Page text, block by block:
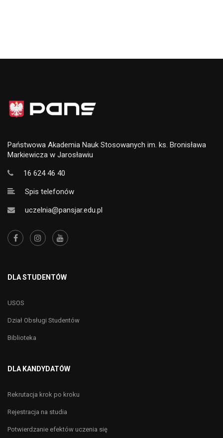
Państwowa Akademia Nauk Stosowanych im. ks. Bronisława
Markiewicza w Jarosławiu
16 624 46 40
Spis telefonów
uczelnia@pansjar.edu.pl
DLA STUDENTÓW
USOS
Dział Obsługi Studentów
Biblioteka
DLA KANDYDATÓW
Rekrutacja krok po kroku
Rejestracja na studia
Potwierdzanie efektów uczenia się